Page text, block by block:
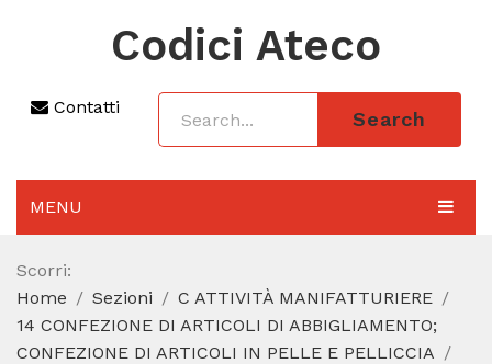
Codici Ateco
Contatti
Search
MENU
AGGIORNAMENTO 2025
SEZIONI
CODICE ATECO A COSA SERVE
Scorri:
Home
Sezioni
C ATTIVITÀ MANIFATTURIERE
14 CONFEZIONE DI ARTICOLI DI ABBIGLIAMENTO;
CONFEZIONE DI ARTICOLI IN PELLE E PELLICCIA